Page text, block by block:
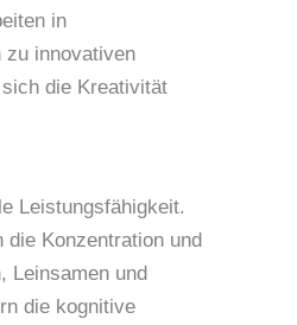
in
zu innovativen
die Kreativität
Leistungsfähigkeit.
Konzentration und
Leinsamen und
die kognitive